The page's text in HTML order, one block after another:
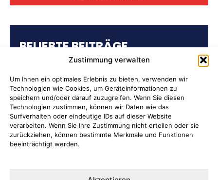
Zustimmung verwalten
Um Ihnen ein optimales Erlebnis zu bieten, verwenden wir
Technologien wie Cookies, um Geräteinformationen zu
speichern und/oder darauf zuzugreifen. Wenn Sie diesen
Technologien zustimmen, können wir Daten wie das
Surfverhalten oder eindeutige IDs auf dieser Website
verarbeiten. Wenn Sie Ihre Zustimmung nicht erteilen oder sie
zurückziehen, können bestimmte Merkmale und Funktionen
beeinträchtigt werden.
BELIEBTE BEITRÄGE
Kulturring Attendorn präsentiert
Kultursaison 2026/2027
„Oli radelt“… am 10. August nach
Attendorn
Kulturbüro Attendorn:
„Bandförderung“
Ernten ausdrücklich erwünscht